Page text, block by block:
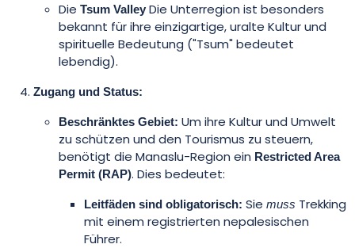
Die Tsum Valley Die Unterregion ist besonders
bekannt für ihre einzigartige, uralte Kultur und
spirituelle Bedeutung ("Tsum" bedeutet
lebendig).
Zugang und Status:
Beschränktes Gebiet: Um ihre Kultur und Umwelt
zu schützen und den Tourismus zu steuern,
benötigt die Manaslu-Region ein Restricted Area
Permit (RAP). Dies bedeutet:
Leitfäden sind obligatorisch: Sie muss Trekking
mit einem registrierten nepalesischen
Führer.